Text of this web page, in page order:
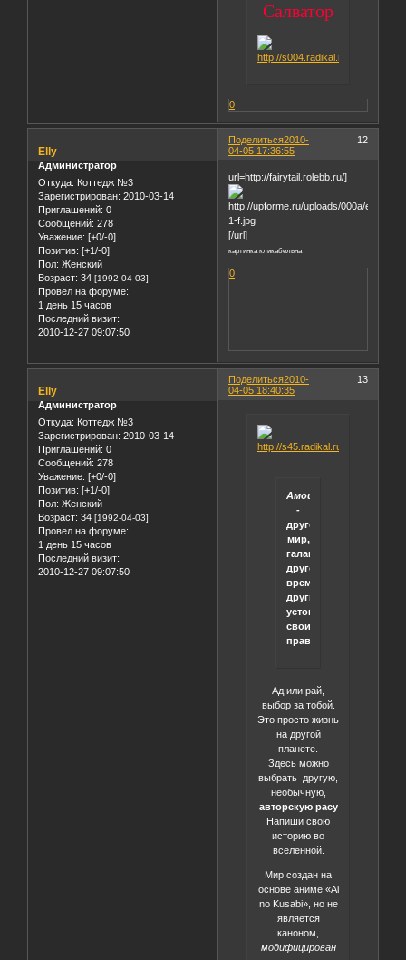
Салватор
0
Поделиться 12
2010-
04-05 17:36:55
Elly
Администратор
Откуда: Коттедж №3
Зарегистрирован: 2010-03-14
Приглашений: 0
Сообщений: 278
Уважение: [+0/-0]
Позитив: [+1/-0]
Пол: Женский
Возраст: 34 [1992-04-03]
Провел на форуме:
1 день 15 часов
Последний визит:
2010-12-27 09:07:50
url=http://fairytail.rolebb.ru/]
[/url]
картинка кликабельна
0
Поделиться 13
2010-
04-05 18:40:35
Elly
Администратор
Откуда: Коттедж №3
Зарегистрирован: 2010-03-14
Приглашений: 0
Сообщений: 278
Уважение: [+0/-0]
Позитив: [+1/-0]
Пол: Женский
Возраст: 34 [1992-04-03]
Провел на форуме:
1 день 15 часов
Последний визит:
2010-12-27 09:07:50
Амои
-
другой
мир,
галактика,
другое
время,
другие
устои,
свои
правила.
Ад или рай,
выбор за тобой.
Это просто жизнь
на другой
планете.
Здесь можно
выбрать другую,
необычную,
авторскую расу
Напиши свою
историю во
вселенной.
Мир создан на
основе аниме «Ai
no Kusabi», но не
является
каноном,
модифицирован